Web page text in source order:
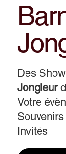
Des
Jongleur
Votre
Invités